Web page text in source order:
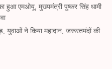
हुआ एमओयू, मुख्यमंत्री पुष्कर सिंह धामी
युवाओं ने किया महादान, जरूरतमंदों की